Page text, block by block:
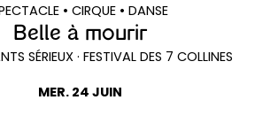
• CIRQUE • DANSE
Belle à mourir
SÉRIEUX · FESTIVAL DES 7 COLLINES
MER. 24 JUIN